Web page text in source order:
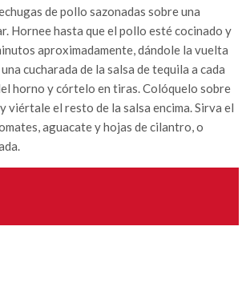
de pollo sazonadas sobre una
Hornee hasta que el pollo esté cocinado y
aproximadamente, dándole la vuelta
cucharada de la salsa de tequila a cada
horno y córtelo en tiras. Colóquelo sobre
viértale el resto de la salsa encima. Sirva el
aguacate y hojas de cilantro, o